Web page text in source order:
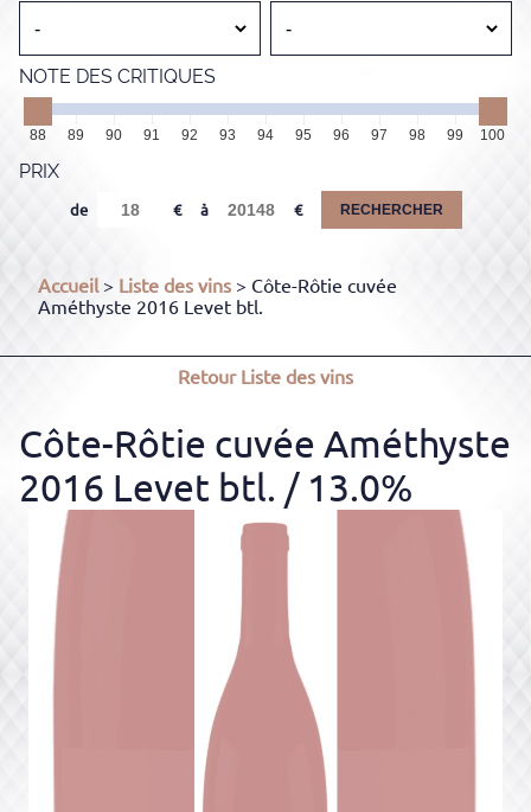
NOTE DES CRITIQUES
88 89 90 91 92 93 94 95 96 97 98 99 100
PRIX
de à RECHERCHER
Accueil> Liste des vins > Côte-Rôtie cuvée
Améthyste 2016 Levet btl.
RetourListe des vins
Côte-Rôtie cuvée Améthyste
2016 Levet btl. / 13.0%